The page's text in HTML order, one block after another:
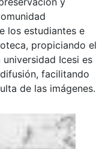
los estudiantes e
propiciando el
Icesi es
facilitando
de las imágenes.